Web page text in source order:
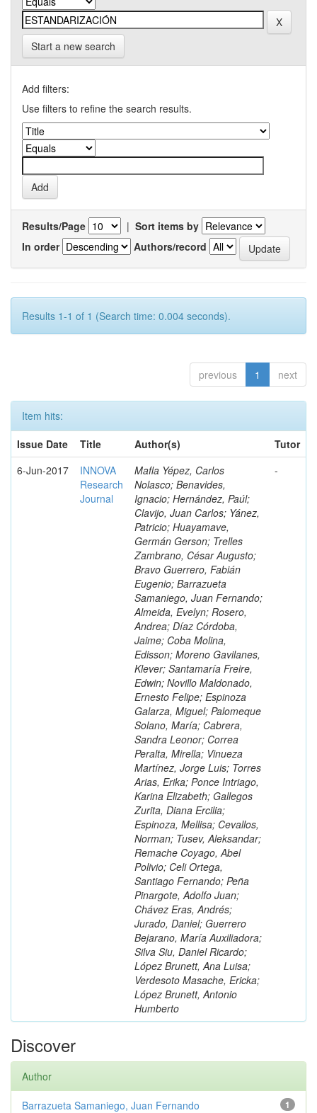
Start a new search
Add filters:
Use filters to refine the search results.
Results/Page | Sort items by
In order
Authors/record
Results 1-1 of 1 (Search time: 0.004 seconds).
previous 1 next
Item hits:
Issue Date
Title Author(s)
Tutor
6-Jun-2017
INNOVA
Research
Journal
Mafla Yépez, Carlos
Nolasco; Benavides,
Ignacio; Hernández, Paúl;
Clavijo, Juan Carlos; Yánez,
Patricio; Huayamave,
Germán Gerson; Trelles
Zambrano, César Augusto;
Bravo Guerrero, Fabián
Eugenio; Barrazueta
Samaniego, Juan Fernando;
Almeida, Evelyn; Rosero,
Andrea; Díaz Córdoba,
Jaime; Coba Molina,
Edisson; Moreno Gavilanes,
Klever; Santamaría Freire,
Edwin; Novillo Maldonado,
Ernesto Felipe; Espinoza
Galarza, Miguel; Palomeque
Solano, María; Cabrera,
Sandra Leonor; Correa
Peralta, Mirella; Vinueza
Martínez, Jorge Luis; Torres
Arias, Erika; Ponce Intriago,
Karina Elizabeth; Gallegos
Zurita, Diana Ercilia;
Espinoza, Mellisa; Cevallos,
Norman; Tusev, Aleksandar;
Remache Coyago, Abel
Polivio; Celi Ortega,
Santiago Fernando; Peña
Pinargote, Adolfo Juan;
Chávez Eras, Andrés;
Jurado, Daniel; Guerrero
Bejarano, María Auxiliadora;
Silva Siu, Daniel Ricardo;
López Brunett, Ana Luisa;
Verdesoto Masache, Ericka;
López Brunett, Antonio
Humberto
-
Discover
Author
1
Barrazueta Samaniego, Juan Fernando